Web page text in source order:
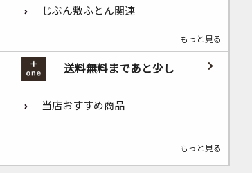
じぶん敷ふとん関連
もっと見る
送料無料まであと少し
当店おすすめ商品
もっと見る